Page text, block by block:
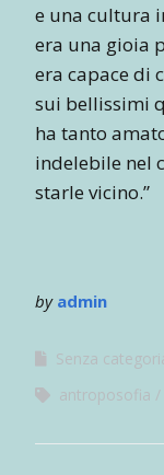
e una cultura
era una gioia
era capace di
sui bellissimi
ha tanto
indelebile nel
starle vicino.”
by admin
Senza
antroposofia